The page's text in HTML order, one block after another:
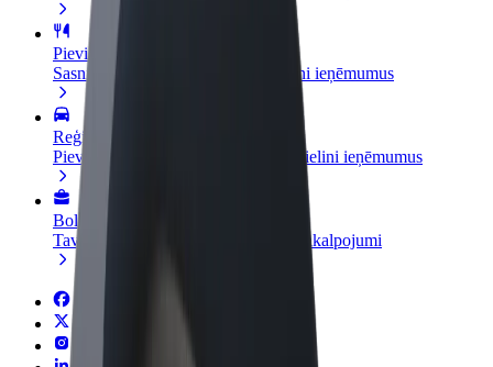
Pievieno restorānu vai veikalu
Sasniedz vairāk klientu un paaugstini ieņēmumus
Reģistrējies kā autoparka īpašnieks
Pievieno savu autoparku Bolt un palielini ieņēmumus
Bolt for Business
Tavam uzņēmumam pielāgoti Bolt pakalpojumi